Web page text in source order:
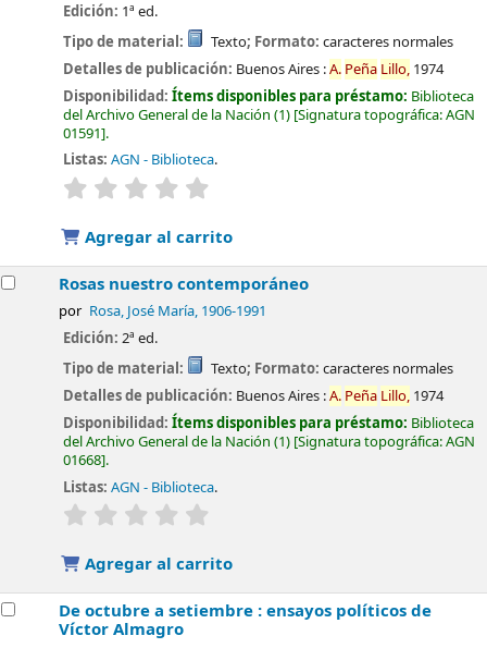
Edición: 1ª ed.
Tipo de material:
Texto; Formato: caracteres normales
Detalles de publicación: Buenos Aires :A. Peña Lillo, 1974
Disponibilidad:Ítems disponibles para préstamo: Biblioteca
del Archivo General de la Nación (1) Signatura topográfica:AGN
01591 .
Listas: AGN - Biblioteca.
valoración
Agregar al carrito
Rosas nuestro contemporáneo
por Rosa, José María, 1906-1991
Edición:2ª ed.
Tipo de material:
Texto; Formato: caracteres normales
Detalles de publicación: Buenos Aires :A. Peña Lillo, 1974
Disponibilidad:Ítems disponibles para préstamo: Biblioteca
del Archivo General de la Nación (1) Signatura topográfica:AGN
01668 .
Listas: AGN - Biblioteca.
valoración
Agregar al carrito
De octubre a setiembre : ensayos políticos de
Víctor Almagro